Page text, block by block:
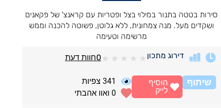
סירות בטטה בתנור במילוי בצל ופטריות עם קראנצ' של פקאנים
ושקדים מעל. מנה צמחונית, ללא גלוטן, פשוטה להכנה וממש
מרשימה וטעימה
דירוג מתכון ★
★
★
★
★
0חוות דעת
שיתוף 341 צפיות
0 ואוו אהבתי
הוסיף
לייק